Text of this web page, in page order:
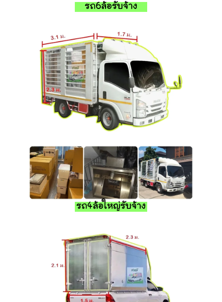
รถ6ล้อรับจ้าง
รถ4ล้อใหญ่รับจ้าง